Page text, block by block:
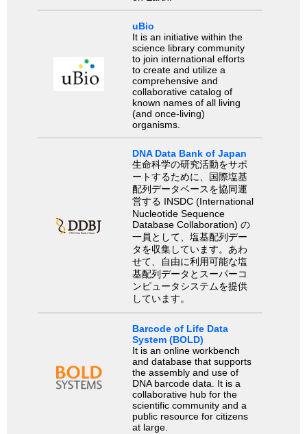
uBio
It is an initiative within the
science library community
to join international efforts
to create and utilize a
comprehensive and
collaborative catalog of
known names of all living
(and once-living)
organisms.
DNA Data Bank of Japan
生命科学の研究活動をサポ
ートするために、国際塩基
配列データベースを協同運
営する INSDC (International
Nucleotide Sequence
Database Collaboration) の
一員として、塩基配列デー
タを収集しています。あわ
せて、自由に利用可能な塩
基配列データとスーパーコ
ンピュータシステムを提供
しています。
Barcode of Life Data
System (BOLD)
It is an online workbench
and database that supports
the assembly and use of
DNA barcode data. It is a
collaborative hub for the
scientific community and a
public resource for citizens
at large.